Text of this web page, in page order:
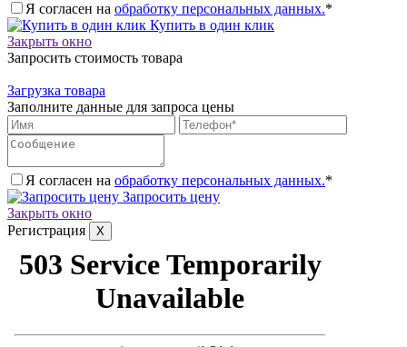
Я согласен на обработку персональных данных.*
Купить в один клик
Закрыть окно
Запросить стоимость товара
Загрузка товара
Заполните данные для запроса цены
Я согласен на обработку персональных данных.*
Запросить цену
Закрыть окно
Регистрация
X